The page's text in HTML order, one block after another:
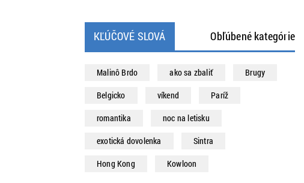
KĽÚČOVÉ SLOVÁ Obľúbené kategórie
Malinô Brdo ako sa zbaliť
Brugy
Belgicko
víkend
Paríž
romantika
noc na letisku
exotická dovolenka
Sintra
Hong Kong
Kowloon